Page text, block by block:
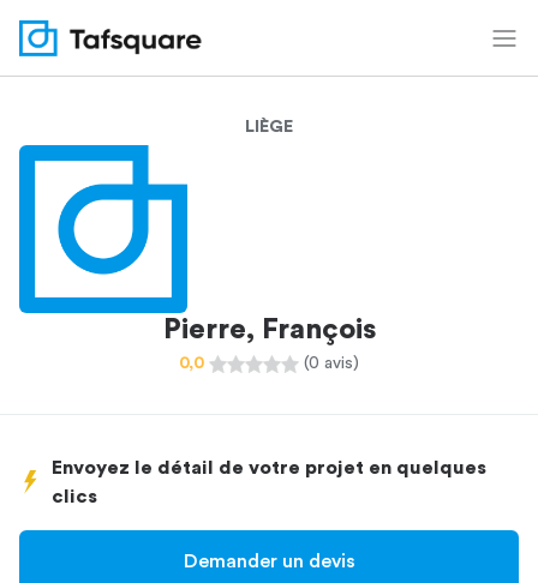
LIÈGE
Pierre, François
0,0 (0 avis)
Envoyez le détail de votre projet en quelques
clics
Demander un devis